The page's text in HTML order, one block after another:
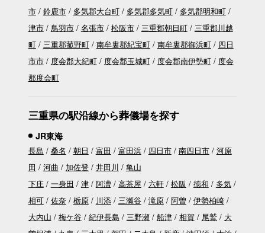
市
鈴鹿市 多気郡大台町 多気郡多気町
多気郡明和町
津市
鳥羽市 名張市 松阪市 三重郡朝日町
三重郡川越
町
三重郡菰野町 南牟婁郡紀宝町 南牟婁郡御浜町
四日
市市
度会郡大紀町 度会郡玉城町 度会郡南伊勢町
度会
郡度会町
三重県の駅沿線から葬儀場を探す
JR東海
長島 桑名 朝日 富田 富田浜 四日市 南四日市
河原
田
河曲 加佐登 井田川
亀山
下庄
一身田 津 阿漕 高茶屋 六軒 松阪 徳和
多気
相可
佐奈 栃原 川添 三瀬谷 滝原 阿曽
伊勢柏崎
大内山
梅ケ谷 紀伊長島 三野瀬 船津 相賀 尾鷲
大